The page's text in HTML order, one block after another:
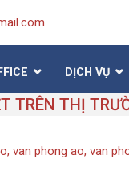
DỊCH VỤ
,van phong ao,van